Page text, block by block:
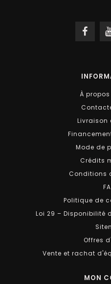
À
Livraison
Mode de
Crédits
Conditions
Politique de
Loi 29 – Disponibilité
Offres
Vente et rachat
MON